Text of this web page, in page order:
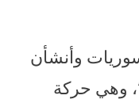
وأنشأن
وهي حركة